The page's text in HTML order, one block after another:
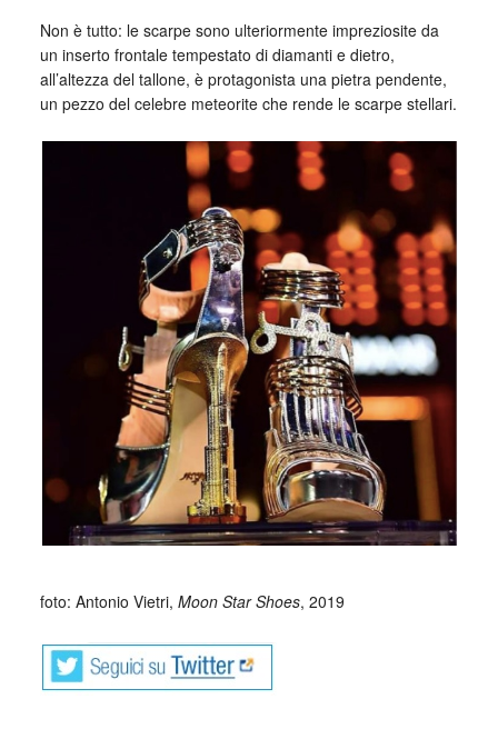
Non è tutto: le scarpe sono ulteriormente impreziosite da
un inserto frontale tempestato di diamanti e dietro,
all’altezza del tallone, è protagonista una pietra pendente,
un pezzo del celebre meteorite che rende le scarpe stellari.
foto: Antonio Vietri, Moon Star Shoes, 2019